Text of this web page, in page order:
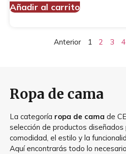
Añadir al carrito
Anterior 1 2 3 4
Ropa de cama
La categoría ropa de cama de
selección de productos diseñados
comodidad, el estilo y la
Aquí encontrarás todo lo